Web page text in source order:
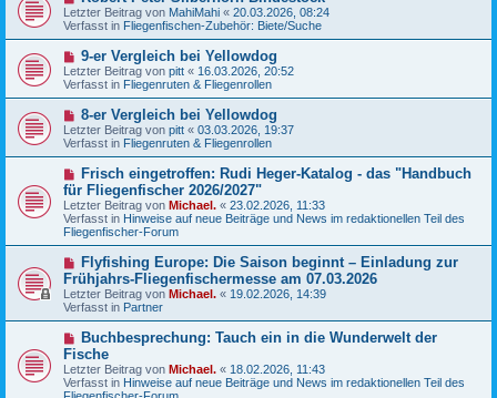
a
g
e
i
t
a
g
e
u
e
B
e
i
t
a
g
Letzter Beitrag von MahiMahi « 20.03.2026, 08:24
Verfasst in Fliegenfischen-Zubehör: Biete/Suche
N
e
u
e
B
e
i
t
a
g
9-er Vergleich bei Yellowdog
Letzter Beitrag von pitt « 16.03.2026, 20:52
Verfasst in Fliegenruten & Fliegenrollen
N
e
u
e
B
e
i
t
r
a
g
8-er Vergleich bei Yellowdog
Letzter Beitrag von pitt « 03.03.2026, 19:37
Verfasst in Fliegenruten & Fliegenrollen
N
u
e
r
B
e
t
r
a
Frisch eingetroffen: Rudi Heger-Katalog - das "Handbuch
für Fliegenfischer 2026/2027"
Letzter Beitrag von Michael. « 23.02.2026, 11:33
Verfasst in Hinweise auf neue Beiträge und News im redaktionellen Teil des
Fliegenfischer-Forum
N
e
u
e
r
B
i
t
r
a
Flyfishing Europe: Die Saison beginnt – Einladung zur
Frühjahrs-Fliegenfischermesse am 07.03.2026
Letzter Beitrag von Michael. « 19.02.2026, 14:39
Verfasst in Partner
N
u
e
r
Buchbesprechung: Tauch ein in die Wunderwelt der
Fische
Letzter Beitrag von Michael. « 18.02.2026, 11:43
Verfasst in Hinweise auf neue Beiträge und News im redaktionellen Teil des